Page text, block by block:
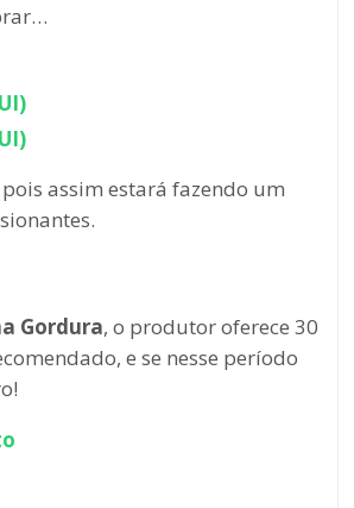
assim estará fazendo um
Gordura, o produtor oferece 30
e se nesse período